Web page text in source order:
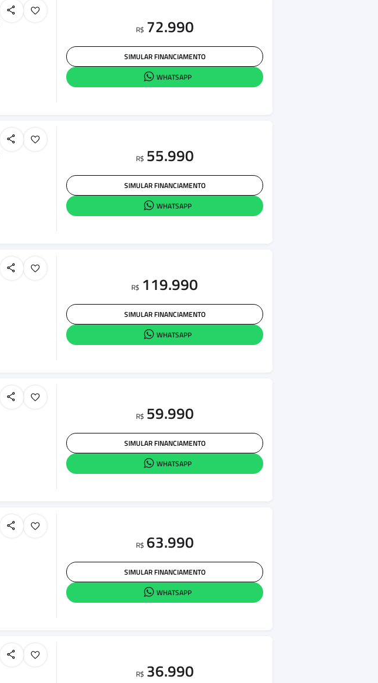
R$ 72.990
SIMULAR FINANCIAMENTO
WHATSAPP
R$ 55.990
SIMULAR FINANCIAMENTO
WHATSAPP
R$ 119.990
SIMULAR FINANCIAMENTO
WHATSAPP
R$ 59.990
SIMULAR FINANCIAMENTO
WHATSAPP
R$ 63.990
SIMULAR FINANCIAMENTO
WHATSAPP
R$ 36.990